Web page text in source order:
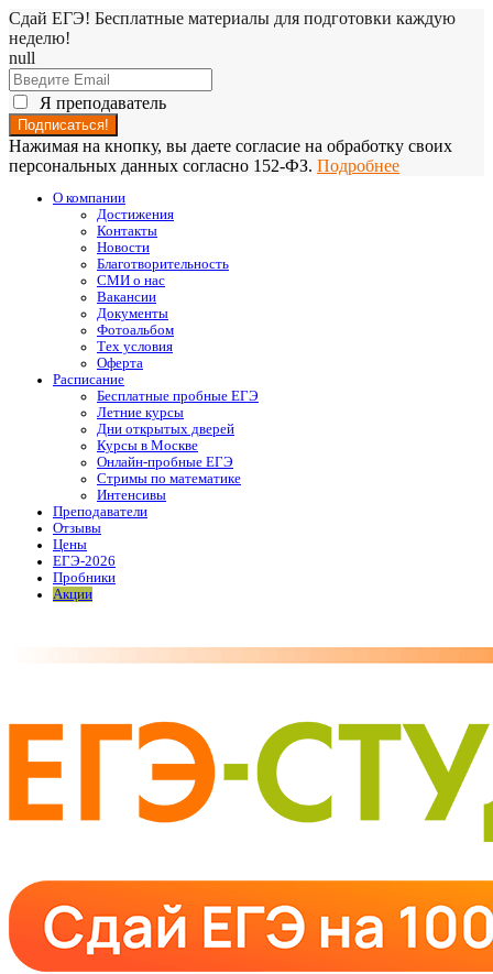
Сдай ЕГЭ! Бесплатные материалы для подготовки каждую
неделю!
null
Я преподаватель
Нажимая на кнопку, вы даете согласие на обработку своих
персональных данных согласно 152-ФЗ. Подробнее
О компании
Достижения
Контакты
Новости
Благотворительность
СМИ о нас
Вакансии
Документы
Фотоальбом
Тех условия
Оферта
Расписание
Бесплатные пробные ЕГЭ
Летние курсы
Дни открытых дверей
Курсы в Москве
Онлайн-пробные ЕГЭ
Стримы по математике
Интенсивы
Преподаватели
Отзывы
Цены
ЕГЭ-2026
Пробники
Акции